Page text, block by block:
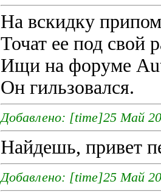
На вскидку
Точат ее под свой
Ищи на форуме
Он гильзовался.
Добавлено: [time]25 Май
Найдешь, привет
Добавлено: [time]25 Май